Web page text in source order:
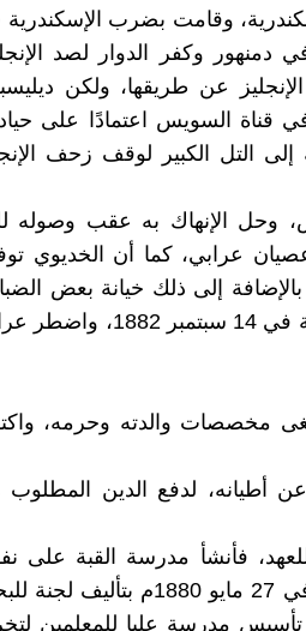
وقامت بضرب
في دمنهور وكفر الدوار لصد
عن طريقها، ولكن
قناة السويس اعتمادًا على
التل الكبير لوقف زحف
وحل الإنهاك به عقب وصوله
عرابي، كما أن الخديوي
إلى ذلك خيانة بعض
وعلى ذلك دخل الإنجليز القاهرة بدون مقاومة في 14 سبتمبر
مخصصات والدته وحرمه،
أطيانه، لدفع الدين
فأنشأ مدرسة القبة على
الخاصة. وعندما تولى الحكم أصدر مرسومًا في 27 مايو 1880م
مدرسة عليا للمعلمين